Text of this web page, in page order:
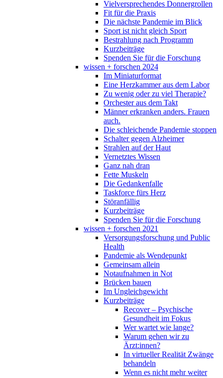
Vielversprechendes Donnergrollen
Fit für die Praxis
Die nächste Pandemie im Blick
Sport ist nicht gleich Sport
Bestrahlung nach Programm
Kurzbeiträge
Spenden Sie für die Forschung
wissen + forschen 2024
Im Miniaturformat
Eine Herzkammer aus dem Labor
Zu wenig oder zu viel Therapie?
Orchester aus dem Takt
Männer erkranken anders. Frauen
auch.
Die schleichende Pandemie stoppen
Schalter gegen Alzheimer
Strahlen auf der Haut
Vernetztes Wissen
Ganz nah dran
Fette Muskeln
Die Gedankenfalle
Taskforce fürs Herz
Störanfällig
Kurzbeiträge
Spenden Sie für die Forschung
wissen + forschen 2021
Versorgungsforschung und Public
Health
Pandemie als Wendepunkt
Gemeinsam allein
Notaufnahmen in Not
Brücken bauen
Im Ungleichgewicht
Kurzbeiträge
Recover – Psychische
Gesundheit im Fokus
Wer wartet wie lange?
Warum gehen wir zu
Ärzt:innen?
In virtueller Realität Zwänge
behandeln
Wenn es nicht mehr weiter